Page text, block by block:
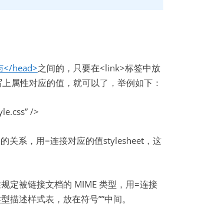
虚拟主机空间
CSS教程
</head>之间的，只要在<link>标签中放
属性对应的值，就可以了，举例如下：
/>
关系，用=连接对应的值stylesheet，这
定被链接文档的 MIME 类型，用=连接
述样式表，放在符号””中间。